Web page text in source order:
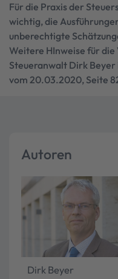
Für die Praxis der
wichtig, die
unberechtigte
Weitere HInweise für
Steueranwalt Dirk Beyer
vom 20.03.2020, Seite
Autoren
Dirk Beyer